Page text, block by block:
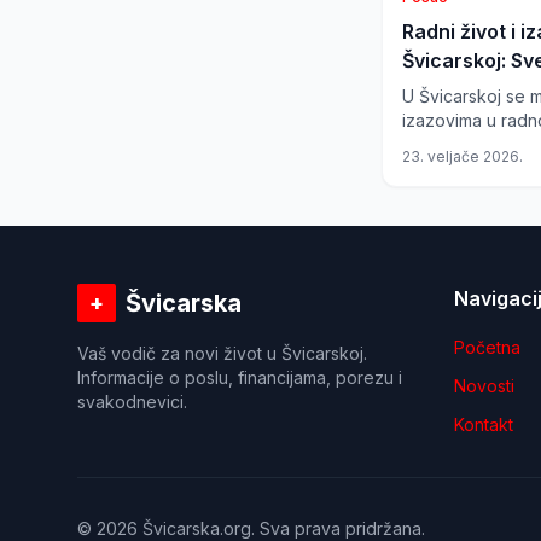
Radni život i
Švicarskoj:
pregled
U Švicarskoj se
izazovima u
ekonomska
susjedima čine
gospodarskim
23. veljače 2026.
+ Švicarska
Vaš vodič za novi život u Švicarskoj.
Informacije o poslu, financijama, porezu i
svakodnevici.
Početna
Novosti
Kontakt
© 2026 Švicarska.org. Sva prava pridržana.